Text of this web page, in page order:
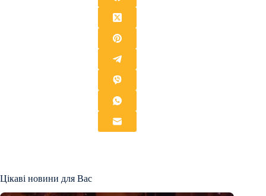
Цікаві новини для Вас